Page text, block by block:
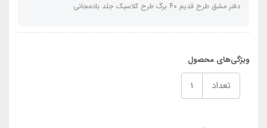
دفتر مشق طرح قدیم 40 برگ طرح کلاسیک جلد بادمجانی
ویژگی‌های محصول
تعداد